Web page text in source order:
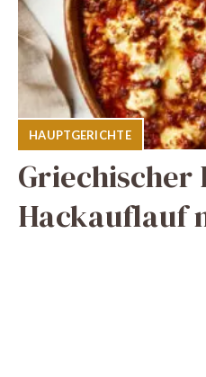
HAUPTGERICHTE
Hackauflauf